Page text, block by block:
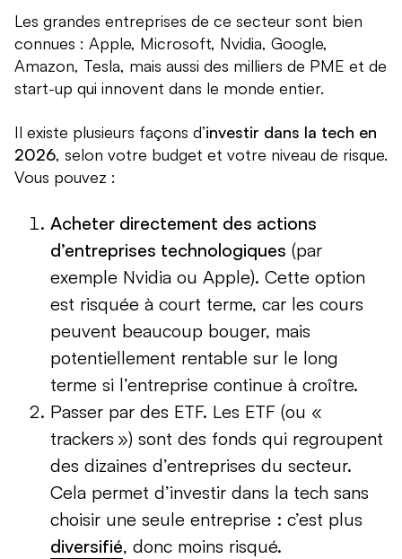
Les grandes entreprises de ce secteur sont bien
connues : Apple, Microsoft, Nvidia, Google,
Amazon, Tesla, mais aussi des milliers de PME et de
start-up qui innovent dans le monde entier.
Il existe plusieurs façons d’investir dans la tech en
2026, selon votre budget et votre niveau de risque.
Vous pouvez :
Acheter directement des actions
d’entreprises technologiques (par
exemple Nvidia ou Apple). Cette option
est risquée à court terme, car les cours
peuvent beaucoup bouger, mais
potentiellement rentable sur le long
terme si l’entreprise continue à croître.
Passer par des ETF. Les ETF (ou «
trackers ») sont des fonds qui regroupent
des dizaines d’entreprises du secteur.
Cela permet d’investir dans la tech sans
choisir une seule entreprise : c’est plus
diversifié, donc moins risqué.